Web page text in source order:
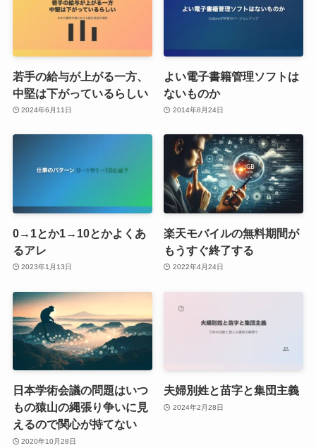
若手の給与が上がる一方、
中堅は下がっているらしい
2024年6月11日
よい電子書籍管理ソフトは
ないものか
2014年8月24日
0→1とか1→10とかよくあ
るアレ
2023年1月13日
楽天モバイルの無料期間が
もうすぐ終了する
2022年4月24日
日本学術会議の問題はいつ
もの猿山の縄張り争いに見
えるので関心が持てない
2020年10月28日
夫婦別姓と苗字と集団主義
2024年2月28日